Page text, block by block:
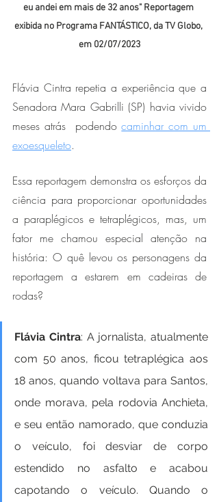
eu andei em mais de 32 anos" Reportagem
exibida no Programa FANTÁSTICO, da TV Globo,
em 02/07/2023
Flávia Cintra repetia a experiência que a
Senadora Mara Gabrilli (SP) havia vivido
meses atrás  podendo caminhar com um
exoesqueleto.
Essa reportagem demonstra os esforços da
ciência para proporcionar oportunidades
a paraplégicos e tetraplégicos, mas, um
fator me chamou especial atenção na
história: O quê levou os personagens da
reportagem a estarem em cadeiras de
rodas?
Flávia Cintra: A jornalista, atualmente
com 50 anos, ficou tetraplégica aos
18 anos, quando voltava para Santos,
onde morava, pela rodovia Anchieta,
e seu então namorado, que conduzia
o veículo, foi desviar de corpo
estendido no asfalto e acabou
capotando o veículo. Quando o